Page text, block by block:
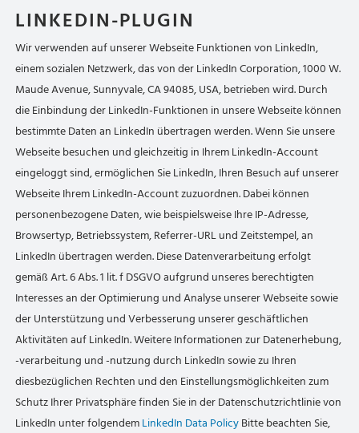
LINKEDIN-PLUGIN
Wir verwenden auf unserer Webseite Funktionen von LinkedIn,
einem sozialen Netzwerk, das von der LinkedIn Corporation, 1000 W.
Maude Avenue, Sunnyvale, CA 94085, USA, betrieben wird. Durch
die Einbindung der LinkedIn-Funktionen in unsere Webseite können
bestimmte Daten an LinkedIn übertragen werden. Wenn Sie unsere
Webseite besuchen und gleichzeitig in Ihrem LinkedIn-Account
eingeloggt sind, ermöglichen Sie LinkedIn, Ihren Besuch auf unserer
Webseite Ihrem LinkedIn-Account zuzuordnen. Dabei können
personenbezogene Daten, wie beispielsweise Ihre IP-Adresse,
Browsertyp, Betriebssystem, Referrer-URL und Zeitstempel, an
LinkedIn übertragen werden. Diese Datenverarbeitung erfolgt
gemäß Art. 6 Abs. 1 lit. f DSGVO aufgrund unseres berechtigten
Interesses an der Optimierung und Analyse unserer Webseite sowie
der Unterstützung und Verbesserung unserer geschäftlichen
Aktivitäten auf LinkedIn. Weitere Informationen zur Datenerhebung,
-verarbeitung und -nutzung durch LinkedIn sowie zu Ihren
diesbezüglichen Rechten und den Einstellungsmöglichkeiten zum
Schutz Ihrer Privatsphäre finden Sie in der Datenschutzrichtlinie von
LinkedIn unter folgendemLinkedIn Data PolicyBitte beachten Sie,